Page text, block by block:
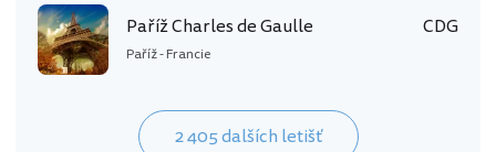
Paříž Charles de Gaulle
Paříž - Francie
CDG
2 405 dalších letišť